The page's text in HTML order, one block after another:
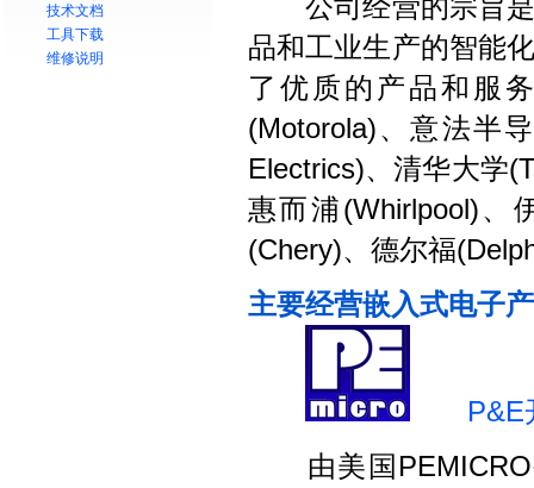
技术文档
工具下载
维修说明
公司经营的宗旨是
品和工业生产的智能
了优质的产品和服
(Motorola)、意法半
Electrics)、清华大学
惠而浦(Whirlpool)、
(Chery)、德尔福
主要经营嵌入式电子
P&E
由美国PEMICRO